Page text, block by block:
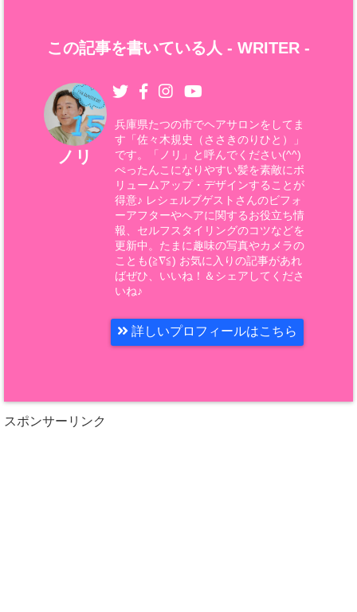
この記事を書いている人 - WRITER -
ノリ
兵庫県たつの市でヘアサロンをしてま
す「佐々木規史（ささきのりひと）」
です。「ノリ」と呼んでください(^^)
ぺったんこになりやすい髪を素敵にボ
リュームアップ・デザインすることが
得意♪ レシェルブゲストさんのビフォ
ーアフターやヘアに関するお役立ち情
報、セルフスタイリングのコツなどを
更新中。たまに趣味の写真やカメラの
ことも(≧∇≦) お気に入りの記事があれ
ばぜひ、いいね！＆シェアしてくださ
いね♪
詳しいプロフィールはこちら
スポンサーリンク